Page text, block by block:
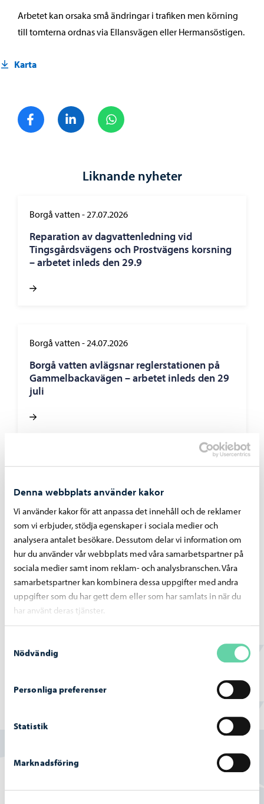
Denna webbplats använder kakor
Vi använder kakor för att anpassa det innehåll och de reklamer
som vi erbjuder, stödja egenskaper i sociala medier och
analysera antalet besökare. Dessutom delar vi information om
hur du använder vår webbplats med våra samarbetspartner på
sociala medier samt inom reklam- och analysbranschen. Våra
samarbetspartner kan kombinera dessa uppgifter med andra
uppgifter som du har gett dem eller som har samlats in när du
har använt deras tjänster.
Nödvändig
Personliga preferenser
Statistik
Marknadsföring
Arbetet kan orsaka små ändringar i trafiken men körning
till tomterna ordnas via Ellansvägen eller Hermansöstigen.
Karta
Dela på FacebookDela på LinkedIn
Liknande nyheter
Borgå vatten -27.07.2026
Reparation av dagvattenledning vid
Tingsgårdsvägens och Prostvägens korsning
– arbetet inleds den 29.9
Borgå vatten -24.07.2026
Borgå vatten avlägsnar reglerstationen på
Gammelbackavägen – arbetet inleds den 29
juli
Bräddningar vid pumpstationer på grund av
störtregn 4. – 5.7.2026
Borgå vatten -02.07.2026
Vattentjänstarbeten i Haikobranten 2
Hittade du vad du sökte?